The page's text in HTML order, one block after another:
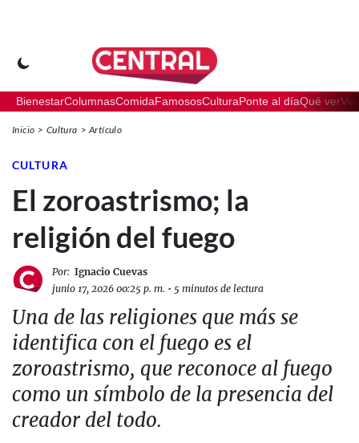
BienestarColumnasComidaFamososCulturaPonte al díaQué ver
Inicio Cultura Artículo
CULTURA
El zoroastrismo; la
religión del fuego
Por: Ignacio Cuevas
junio 17, 2026 00:25 p. m. • 5 minutos de lectura
Una de las religiones que más se
identifica con el fuego es el
zoroastrismo, que reconoce al fuego
como un símbolo de la presencia del
creador del todo.